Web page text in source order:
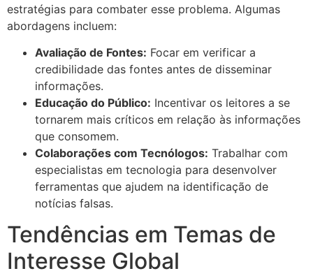
estratégias para combater esse problema. Algumas
abordagens incluem:
Avaliação de Fontes: Focar em verificar a
credibilidade das fontes antes de disseminar
informações.
Educação do Público: Incentivar os leitores a se
tornarem mais críticos em relação às informações
que consomem.
Colaborações com Tecnólogos: Trabalhar com
especialistas em tecnologia para desenvolver
ferramentas que ajudem na identificação de
notícias falsas.
Tendências em Temas de
Interesse Global